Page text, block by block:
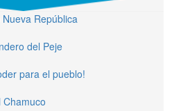
República
del Peje
para el pueblo!
Chamuco